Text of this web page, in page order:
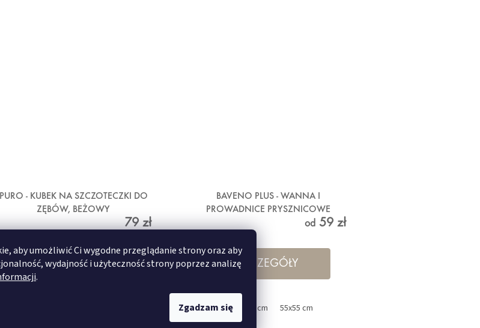
aby umożliwić Ci wygodne przeglądanie strony oraz aby
wydajność i użyteczność strony poprzez analizę
.
Zgadzam się
PURO - KUBEK NA SZCZOTECZKI DO
ZĘBÓW, BEŻOWY
79 zł
SZCZEGÓŁY
BAVENO PLUS - WANNA I
PROWADNICE PRYSZNICOWE
od 59 zł
SZCZEGÓŁY
24x32 cm 36x92 cm 55x55 cm